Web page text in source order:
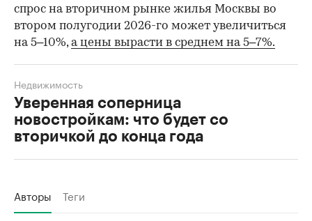
спрос на вторичном рынке жилья Москвы во
втором полугодии 2026-го может увеличиться
на 5–10%,а цены вырасти в среднем на 5–7%.
Уверенная соперница
новостройкам: что будет со
вторичкой до конца года
Недвижимость
Авторы Теги